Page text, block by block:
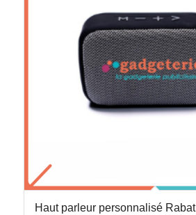
Haut parleur personnalisé Rabat